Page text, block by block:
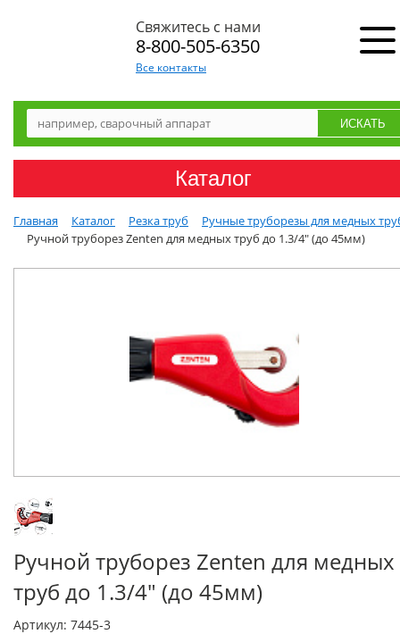
Свяжитесь с нами
8-800-505-6350
Все контакты
Каталог
Главная Каталог Резка труб
Ручные труборезы для медных
Ручной труборез Zenten для медных труб до 1.3/4" (до 45мм)
Ручной труборез Zenten для медных
труб до 1.3/4" (до 45мм)
Артикул: 7445-3